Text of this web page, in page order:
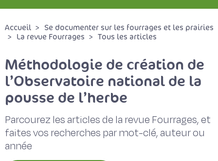
Accueil
Se documenter sur les fourrages et les prairies
La revue Fourrages
Tous les articles
Méthodologie de création de
l’Observatoire national de la
pousse de l’herbe
Parcourez les articles de la revue Fourrages, et
faites vos recherches par mot-clé, auteur ou
année